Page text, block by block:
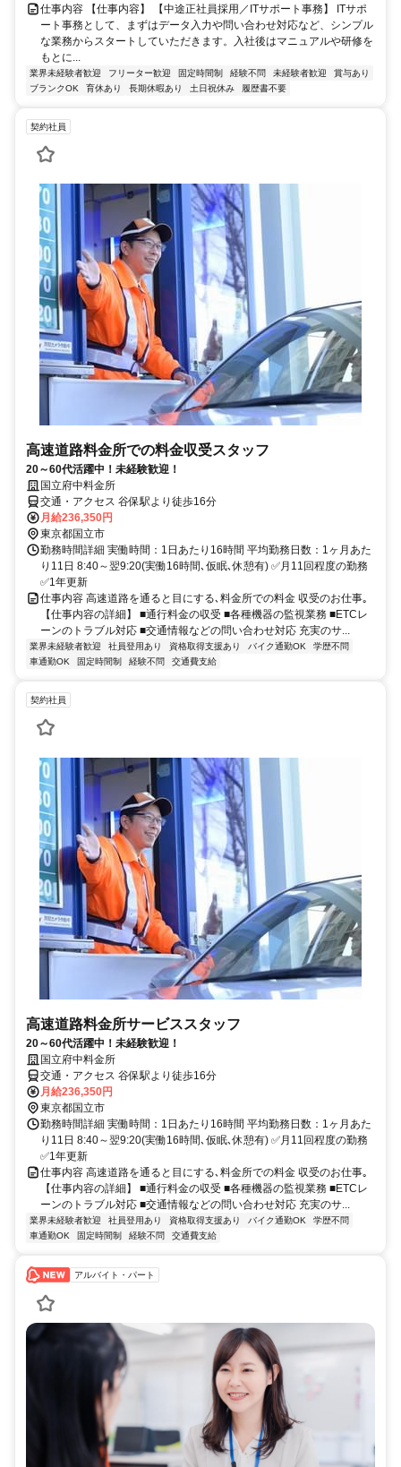
仕事内容 【仕事内容】 【中途正社員採用／ITサポート事務】 ITサポ
ート事務として、まずはデータ入力や問い合わせ対応など、シンプル
な業務からスタートしていただきます。入社後はマニュアルや研修を
もとに...
業界未経験者歓迎 フリーター歓迎 固定時間制 経験不問 未経験者歓迎
賞与あり
ブランクOK
育休あり 長期休暇あり 土日祝休み 履歴書不要
契約社員
高速道路料金所での料金収受スタッフ
20～60代活躍中！未経験歓迎！
国立府中料金所
交通・アクセス 谷保駅より徒歩16分
月給236,350円
東京都国立市
勤務時間詳細 実働時間：1日あたり16時間 平均勤務日数：1ヶ月あた
り11日 8:40～翌9:20(実働16時間､仮眠､休憩有) ✅月11回程度の勤務
✅1年更新
仕事内容 高速道路を通ると目にする､料金所での料金 収受のお仕事｡
【仕事内容の詳細】 ■通行料金の収受 ■各種機器の監視業務 ■ETCレ
ーンのトラブル対応 ■交通情報などの問い合わせ対応 充実のサ...
業界未経験者歓迎 社員登用あり 資格取得支援あり バイク通勤OK
学歴不問
車通勤OK
固定時間制 経験不問 交通費支給
契約社員
高速道路料金所サービススタッフ
20～60代活躍中！未経験歓迎！
国立府中料金所
交通・アクセス 谷保駅より徒歩16分
月給236,350円
東京都国立市
勤務時間詳細 実働時間：1日あたり16時間 平均勤務日数：1ヶ月あた
り11日 8:40～翌9:20(実働16時間､仮眠､休憩有) ✅月11回程度の勤務
✅1年更新
仕事内容 高速道路を通ると目にする､料金所での料金 収受のお仕事｡
【仕事内容の詳細】 ■通行料金の収受 ■各種機器の監視業務 ■ETCレ
ーンのトラブル対応 ■交通情報などの問い合わせ対応 充実のサ...
業界未経験者歓迎 社員登用あり 資格取得支援あり バイク通勤OK
学歴不問
車通勤OK
固定時間制 経験不問 交通費支給
アルバイト・パート